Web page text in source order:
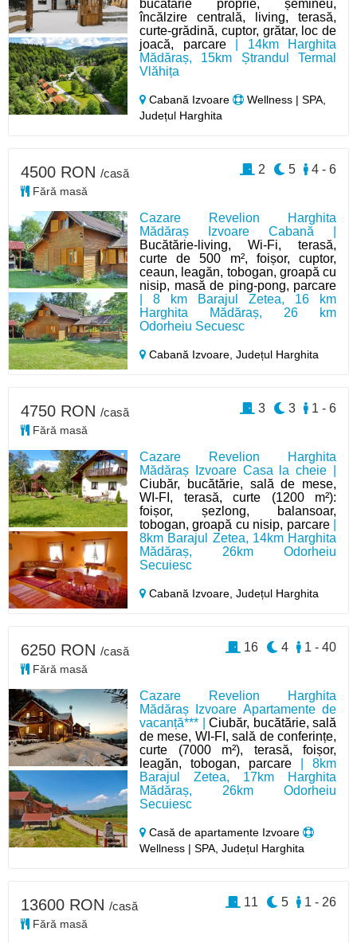
bucătărie proprie, șemineu,
încălzire centrală, living, terasă,
curte-grădină, cuptor, grătar, loc de
joacă, parcare| 14km Harghita
Mădăraș, 15km Ștrandul Termal
Vlăhița
Cabană Izvoare
Wellness | SPA,
Județul Harghita
Cazare Revelion Harghita
Mădăraș Izvoare Cabană |
Bucătărie-living, Wi-Fi, terasă,
curte de 500 m², foișor, cuptor,
ceaun, leagăn, tobogan, groapă cu
nisip, masă de ping-pong, parcare
| 8 km Barajul Zetea, 16 km
Harghita Mădăraș, 26 km
Odorheiu Secuesc
Cabană Izvoare,Județul Harghita
4500 RON /casă
Fără masă
4 - 6
5
2
Cazare Revelion Harghita
Mădăraș Izvoare Casa la cheie |
Ciubăr, bucătărie, sală de mese,
WI-FI, terasă, curte (1200 m²):
foișor, șezlong, balansoar,
tobogan, groapă cu nisip, parcare|
8km Barajul Zetea, 14km Harghita
Mădăraș, 26km Odorheiu
Secuiesc
Cabană Izvoare,Județul Harghita
4750 RON /casă
Fără masă
1 - 6
3
3
Cazare Revelion Harghita
Mădăraș Izvoare Apartamente de
vacanță*** |Ciubăr, bucătărie, sală
de mese, WI-FI, sală de conferințe,
curte (7000 m²), terasă, foișor,
leagăn, tobogan, parcare | 8km
Barajul Zetea, 17km Harghita
Mădăraș, 26km Odorheiu
Secuiesc
Casă de apartamente Izvoare
Wellness | SPA, Județul Harghita
6250 RON /casă
Fără masă
1 - 40
4
16
13600 RON /casă
Fără masă
1 - 26
5
11